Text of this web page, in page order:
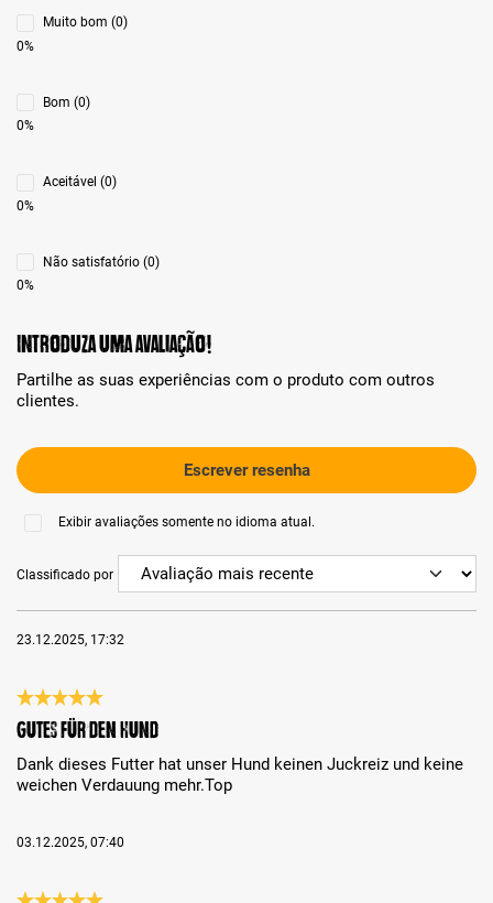
Muito bom (0)
0%
Bom (0)
0%
Aceitável (0)
0%
Não satisfatório (0)
0%
Introduza uma avaliação!
Partilhe as suas experiências com o produto com outros
clientes.
Escrever resenha
Exibir avaliações somente no idioma atual.
Classificado por
23.12.2025, 17:32
Análise com classificação de 5 de 5 estrelas
Gutes für den Hund
Dank dieses Futter hat unser Hund keinen Juckreiz und keine
weichen Verdauung mehr.Top
03.12.2025, 07:40